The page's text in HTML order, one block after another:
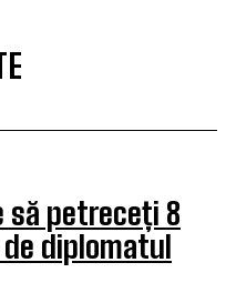
să petreceți 8
diplomatul